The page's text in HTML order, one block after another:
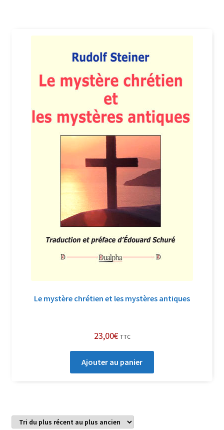
Le mystère chrétien et les mystères antiques
23,00€ TTC
Ajouter au panier